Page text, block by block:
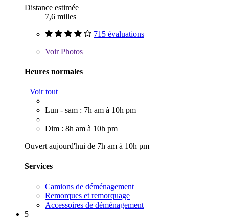
Distance estimée
7,6 milles
715 évaluations
VoirPhotos
Heures normales
Voir tout
Lun - sam : 7h am à 10h pm
Dim : 8h am à 10h pm
Ouvert aujourd'hui de 7h am à 10h pm
Services
Camions de déménagement
Remorques et remorquage
Accessoires de déménagement
5